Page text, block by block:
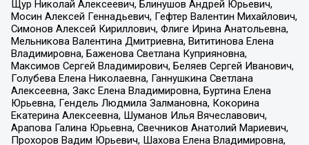
Щур Николай Алексеевич, Блинушов Андрей Юрьевич,
Мосин Алексей Геннадьевич, Гефтер Валентин Михайлович,
Симонов Алексей Кириллович, Флиге Ирина Анатольевна,
Мельникова Валентина Дмитриевна, Вититинова Елена
Владимировна, Баженова Светлана Куприяновна,
Максимов Сергей Владимирович, Беляев Сергей Иванович,
Голубева Елена Николаевна, Ганнушкина Светлана
Алексеевна, Закс Елена Владимировна, Буртина Елена
Юрьевна, Гендель Людмила Залмановна, Кокорина
Екатерина Алексеевна, Шуманов Илья Вячеславович,
Арапова Галина Юрьевна, Свечников Анатолий Мариевич,
Прохоров Вадим Юрьевич, Шахова Елена Владимировна,